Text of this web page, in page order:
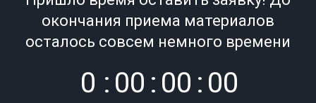
окончания приема материалов
осталось совсем немного времени
0 : 00 : 00 : 00